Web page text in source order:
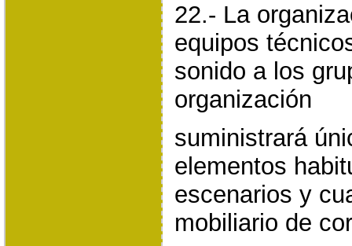
22.- La
equipos
sonido a los
organización
suministrará
elementos
escenarios y
mobiliario de